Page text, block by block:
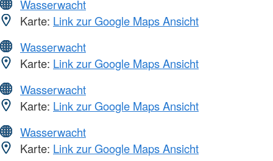
Wasserwacht
Karte: Link zur Google Maps Ansicht
Wasserwacht
Karte: Link zur Google Maps Ansicht
Wasserwacht
Karte: Link zur Google Maps Ansicht
Wasserwacht
Karte: Link zur Google Maps Ansicht